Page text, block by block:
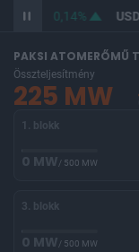
365,93 0,14%
PAKSI ATOMERŐMŰ
Összteljesítmény
225 MW
1. blokk
0 MW/ 500 MW
3. blokk
0 MW/ 500 MW